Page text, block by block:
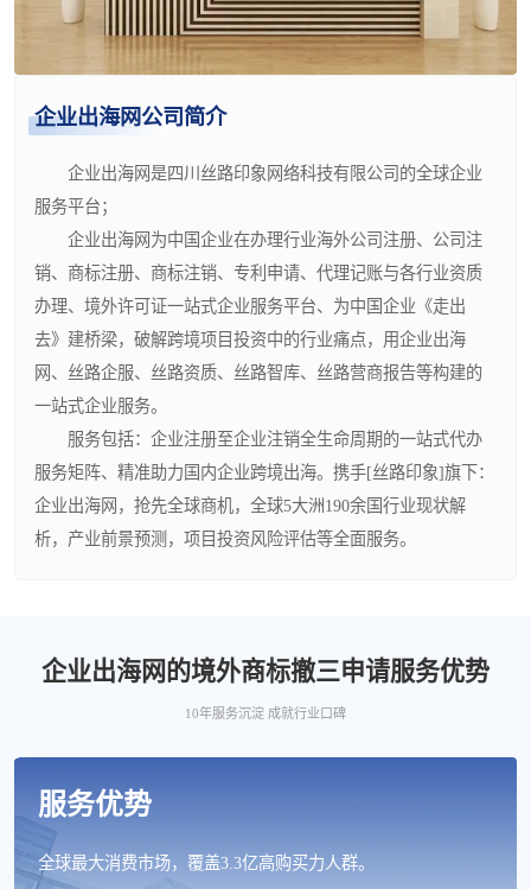
企业出海网公司简介
企业出海网是四川丝路印象网络科技有限公司的全球企业
服务平台；
企业出海网为中国企业在办理行业海外公司注册、公司注
销、商标注册、商标注销、专利申请、代理记账与各行业资质
办理、境外许可证一站式企业服务平台、为中国企业《走出
去》建桥梁，破解跨境项目投资中的行业痛点，用企业出海
网、丝路企服、丝路资质、丝路智库、丝路营商报告等构建的
一站式企业服务。
服务包括：企业注册至企业注销全生命周期的一站式代办
服务矩阵、精准助力国内企业跨境出海。携手[丝路印象]旗下：
企业出海网，抢先全球商机，全球5大洲190余国行业现状解
析，产业前景预测，项目投资风险评估等全面服务。
企业出海网的境外商标撤三申请服务优势
10年服务沉淀 成就行业口碑
服务优势
全球最大消费市场，覆盖3.3亿高购买力人群。